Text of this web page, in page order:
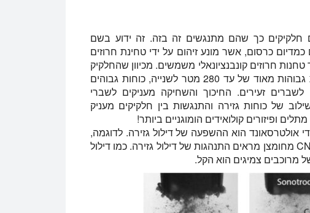
חלקיקים כך שהם מתנגשים זה בזה. זה ידוע בשם
כרסום, אשר מונע זיהום על ידי טחינת חרוזים
חרוזים קונבנציונאלי משמשים. מכיוון שהחלקיק
מתנפץ על ידי התנגשות בין חלקיקים במהירויות גבוהות מאוד של עד 280 מטר לשנייה, כוחות גבוהים
זעירים. החיכוך והשחיקה מעניקים לשברי
של כוחות גזירה והתנגשות בין חלקיקים מעניק
ופיזורים קולואידים הומוגניים ביותר!
אולטרסאונד הוא ההשפעה של דילול גזירה. לדוגמה,
שרפי אפוקסי שהוכנו באולטרסאונד ומלאים ב-CNT מחומצן מראים התנהגות של דילול גזירה. כמו דילול
מרוכבים צמיגים הוא הקל.